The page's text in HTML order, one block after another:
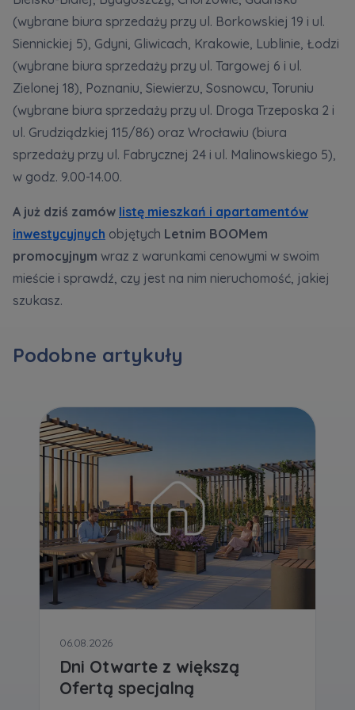
(wybrane biura sprzedaży przy ul. Borkowskiej 19 i ul.
Siennickiej 5), Gdyni, Gliwicach, Krakowie, Lublinie, Łodzi
(wybrane biura sprzedaży przy ul. Targowej 6 i ul.
Zielonej 18), Poznaniu, Siewierzu, Sosnowcu, Toruniu
(wybrane biura sprzedaży przy ul. Droga Trzeposka 2 i
ul. Grudziądzkiej 115/86) oraz Wrocławiu (biura
sprzedaży przy ul. Fabrycznej 24 i ul. Malinowskiego 5),
w godz. 9.00-14.00.
A już dziś zamów listę mieszkań i apartamentów
inwestycyjnych objętych Letnim BOOMem
promocyjnym wraz z warunkami cenowymi w swoim
mieście i sprawdź, czy jest na nim nieruchomość, jakiej
szukasz.
Podobne artykuły
06.08.2026
Dni Otwarte z większą
Ofertą specjalną
E-mail
Zamawiam obsługę w języku ukraińskim (Замовляю
контакт українською мовою)
Wyrażam wszystkie zgody
Rozwiń
Wyrażam zgodę na otrzymywanie informacji
handlowych od...
Rozwiń
pakietu akcji proszę wysyłać na
notyfikacje@murapol.pl
Skontaktuj się z nami
Кожна особа має право отримати доступ до
своїх персональних... *
розширити
Регламент надання електронних послуг товариством гк
Murapol
Зв’яжіться з нами
Wyślij
Wyślij